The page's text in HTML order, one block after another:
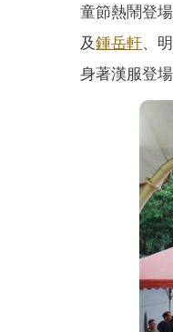
童節熱鬧登
及鍾岳軒、
身著漢服登場